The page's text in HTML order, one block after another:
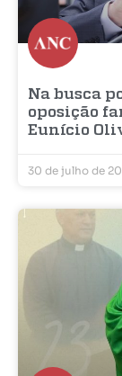
Na busca
oposição
Eunício
30 de julho de